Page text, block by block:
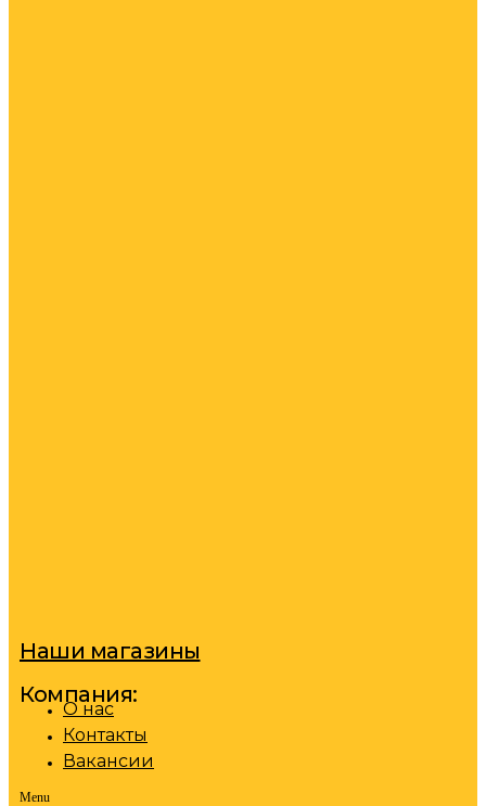
Наши магазины
Компания:
О нас
Контакты
Вакансии
Menu